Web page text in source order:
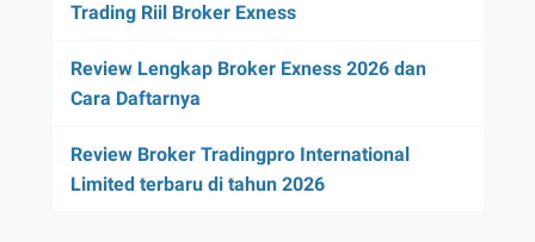
Trading Riil Broker Exness
Review Lengkap Broker Exness 2026 dan
Cara Daftarnya
Review Broker Tradingpro International
Limited terbaru di tahun 2026